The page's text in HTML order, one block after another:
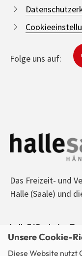
Folge uns auf:
Das Freizeit- und
Halle (Saale) und
halle365 - Jeden
Sport, Kino,
Veranstaltungen im
Unsere Cookie-
Diese Website nutzt